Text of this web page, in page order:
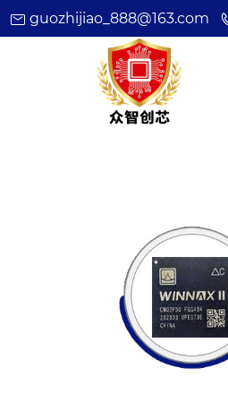
guozhijiao_888@163.com